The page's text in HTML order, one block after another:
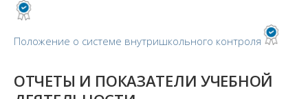
Положение о системе внутришкольного контроля
ОТЧЕТЫ И ПОКАЗАТЕЛИ УЧЕБНОЙ